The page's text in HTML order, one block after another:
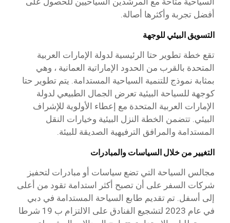
أفضل تجربة وأكثرها أصالة.
التسويق البيئي للوجهة
تقع خطة تطوير حتا الرئيسية لدولة الإمارات العربية
المتحدة بالقرب من الحدود الإماراتية العمانية ، وهي
بمثابة نموذج للتنمية السياحية المستدامة. يتم تطوير حتا
كوجهة للسياحة البيئية تعرض الجمال الطبيعي لدولة
الإمارات العربية المتحدة مع إعطاء الأولوية للإشراف
البيئي. تتضمن الخطة النزل البيئية وخيارات النقل
المستدامة والمرافق الترفيهية الصديقة للبيئة.
التغيير من خلال السياسات والمبادرات
مجالس السياحة التي تضع سياسات أو مبادرات لتحفيز
شركات السفر على أن تصبح أكثر استدامة تقود من أعلى
إلى أسفل. تم تقديم طابع السياحة المستدامة في دبي
في عام 2023 لتشجيع الفنادق على الالتزام ب 19 شرطا